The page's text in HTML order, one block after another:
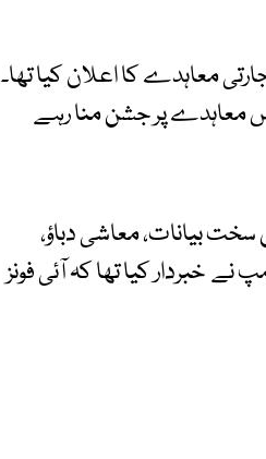
ساتھ تجارتی معاہدے کا اعلان کیا تھا۔
معاہدے پر جشن منا رہے
بیانات، معاشی دباؤ،
رہے۔ مئی 2025 میں صدر ٹرمپ نے خبردار کیا تھا کہ آئی فونز